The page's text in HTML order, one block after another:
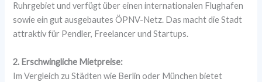
Ruhrgebiet und verfügt über einen internationalen Flughafen
sowie ein gut ausgebautes ÖPNV-Netz. Das macht die Stadt
attraktiv für Pendler, Freelancer und Startups.
2. Erschwingliche Mietpreise:
Im Vergleich zu Städten wie Berlin oder München bietet